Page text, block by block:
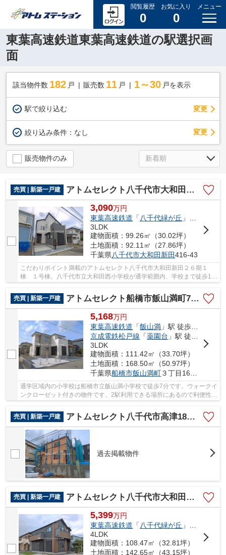
閲覧履歴
0
お気に入り
0
メニュー
東葉高速鉄道東葉高速鉄道の駅選択画
面
該当物件数 182 戸 販売数 11 戸 1～30 戸を表示
駅で絞り込む 変更
絞り込み条件： なし 変更
販売物件のみ
売買 | 新築一戸建 アトムセレクト八千代市大和田新田２６期１棟 １号棟
3,090万円
東葉高速鉄道 「 八千代緑が丘 」駅 徒歩22分
3LDK
建物面積：99.26㎡（30.02坪）
土地面積：92.11㎡（27.86坪）
千葉県八千代市大和田新田416-43
こだわりポイント満載のアトムセレクト八千代市大和田新田２６期１
棟 １号棟。八千代市立大和田西小学校が通学範囲内、学校まで徒歩10
売買 | 新築一戸建
アトムセレクト船橋市飯山満町7期 1号棟
5,168万円
東葉高速鉄道 「飯山満 」駅 徒歩13分
京成電鉄松戸線 「薬園台 」駅 徒歩15分
3LDK
建物面積：111.42㎡（33.70坪）
土地面積：168.50㎡（50.97坪）
千葉県船橋市飯山満町３丁目1616-6
通学区域内の小学校は船橋市立飯山満小学校で徒歩7分です。ウォークイ
ンクローゼット付きの物件です。2駅利用できる場所にあるので利便性が
高いです。20帖以上もあるリビングならお客...
売買 | 新築一戸建
アトムセレクト八千代市高津18期1棟 1号棟
過去掲載物件
売買 | 新築一戸建 アトムセレクト八千代市大和田新田２期１号棟
5,399万円
東葉高速鉄道 「八千代緑が丘 」駅 徒歩13分
4LDK
建物面積：108.47㎡（32.81坪）
土地面積：142.65㎡（43.15坪）